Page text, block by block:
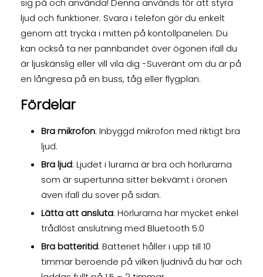
sig på och använda! Denna används för att styra
ljud och funktioner. Svara i telefon gör du enkelt
genom att trycka i mitten på kontollpanelen. Du
kan också ta ner pannbandet över ögonen ifall du
är ljuskänslig eller vill vila dig -Suveränt om du är på
en långresa på en buss, tåg eller flygplan.
Fördelar
Bra mikrofon: Inbyggd mikrofon med riktigt bra
ljud.
Bra ljud: Ljudet i lurarna är bra och hörlurarna
som är supertunna sitter bekvämt i öronen
även ifall du sover på sidan.
Lätta att ansluta: Hörlurarna har mycket enkel
trådlöst anslutning med Bluetooth 5.0
Bra batteritid: Batteriet håller i upp till 10
timmar beroende på vilken ljudnivå du har och